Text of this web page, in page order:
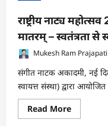
राष्ट्रीय नाट्य
मातरम् – स्वतंत्रता
Mukesh Ram Prajapati
संगीत नाटक अकादमी, नई
स्वायत्त संस्था) द्वारा आयोजित
Read MoreRead
more